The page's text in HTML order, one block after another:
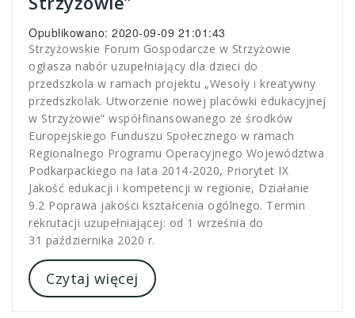
Opublikowano: 2020-09-09 21:01:43
Strzyżowskie Forum Gospodarcze w Strzyżowie
ogłasza nabór uzupełniający dla dzieci do
przedszkola w ramach projektu „Wesoły i kreatywny
przedszkolak. Utworzenie nowej placówki edukacyjnej
w Strzyżowie” współfinansowanego ze środków
Europejskiego Funduszu Społecznego w ramach
Regionalnego Programu Operacyjnego Województwa
Podkarpackiego na lata 2014-2020, Priorytet IX
Jakość edukacji i kompetencji w regionie, Działanie
9.2 Poprawa jakości kształcenia ogólnego. Termin
rekrutacji uzupełniającej: od 1 września do
31 października 2020 r.
Czytaj więcej